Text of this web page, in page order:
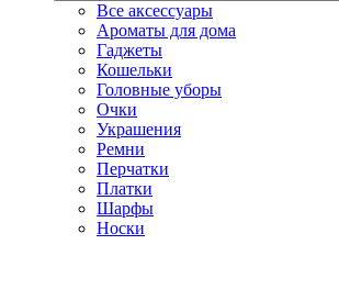
Все аксессуары
Ароматы для дома
Гаджеты
Кошельки
Головные уборы
Очки
Украшения
Ремни
Перчатки
Платки
Шарфы
Носки